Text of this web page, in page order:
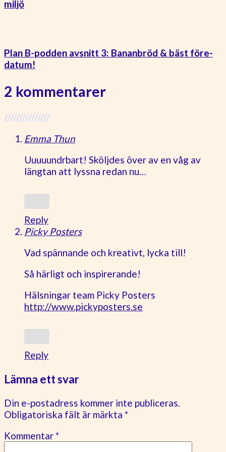
miljö
Plan B-podden avsnitt 3: Bananbröd & bäst före-
datum!
2 kommentarer
///////////////
Emma Thun
Uuuuundrbart! Sköljdes över av en våg av
längtan att lyssna redan nu…
Reply
Picky Posters
Vad spännande och kreativt, lycka till!
Så härligt och inspirerande!
Hälsningar team Picky Posters
http://www.pickyposters.se
Reply
Lämna ett svar
Din e-postadress kommer inte publiceras.
Obligatoriska fält är märkta *
Kommentar*